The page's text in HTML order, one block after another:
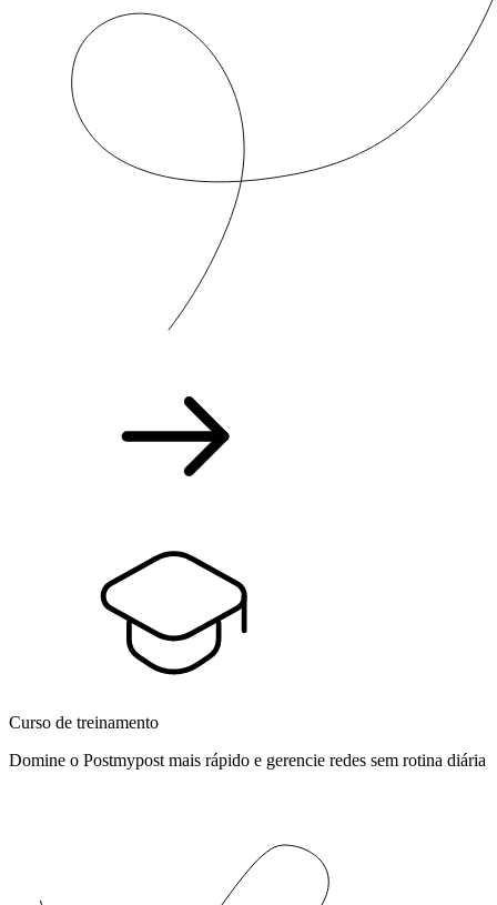
Curso de treinamento
Domine o Postmypost mais rápido e gerencie redes sem rotina diária